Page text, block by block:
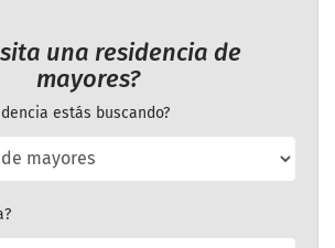
una residencia de
mayores?
estás buscando?